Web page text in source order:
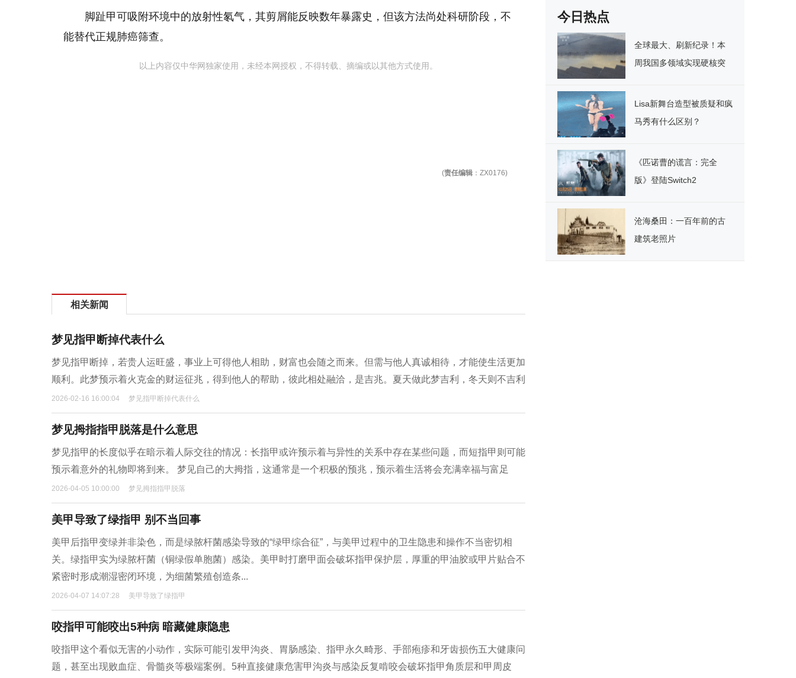
脚趾甲可吸附环境中的放射性氡气，其剪屑能反映数年暴露史，但该方法尚处科研阶段，不
能替代正规肺癌筛查。
以上内容仅中华网独家使用，未经本网授权，不得转载、摘编或以其他方式使用。
(责任编辑 ：ZX0176)
相关新闻
梦见指甲断掉代表什么
梦见指甲断掉，若贵人运旺盛，事业上可得他人相助，财富也会随之而来。但需与他人真诚相待，才能使生活更加
顺利。此梦预示着火克金的财运征兆，得到他人的帮助，彼此相处融洽，是吉兆。夏天做此梦吉利，冬天则不吉利
2026-02-16 16:00:04 梦见指甲断掉代表什么
梦见拇指指甲脱落是什么意思
梦见指甲的长度似乎在暗示着人际交往的情况：长指甲或许预示着与异性的关系中存在某些问题，而短指甲则可能
预示着意外的礼物即将到来。 梦见自己的大拇指，这通常是一个积极的预兆，预示着生活将会充满幸福与富足
2026-04-05 10:00:00 梦见拇指指甲脱落
美甲导致了绿指甲 别不当回事
美甲后指甲变绿并非染色，而是绿脓杆菌感染导致的“绿甲综合征”，与美甲过程中的卫生隐患和操作不当密切相
关。绿指甲实为绿脓杆菌（铜绿假单胞菌）感染。美甲时打磨甲面会破坏指甲保护层，厚重的甲油胶或甲片贴合不
紧密时形成潮湿密闭环境，为细菌繁殖创造条...
2026-04-07 14:07:28 美甲导致了绿指甲
咬指甲可能咬出5种病 暗藏健康隐患
咬指甲这个看似无害的小动作，实际可能引发甲沟炎、胃肠感染、指甲永久畸形、手部疱疹和牙齿损伤五大健康问
题，甚至出现败血症、骨髓炎等极端案例。5种直接健康危害甲沟炎与感染反复啃咬会破坏指甲角质层和甲周皮
今日热点
全球最大、刷新纪录！本
周我国多领域实现硬核突
Lisa新舞台造型被质疑和疯
马秀有什么区别？
《匹诺曹的谎言：完全
版》登陆Switch2
沧海桑田：一百年前的古
建筑老照片